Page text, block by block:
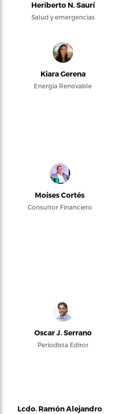
Heriberto N. Saurí
Salud y emergencias
Kiara Gerena
Energía Renovable
Moises Cortés
Consultor Financiero
Oscar J. Serrano
Periodista Editor
Lcdo. Ramón Alejandro